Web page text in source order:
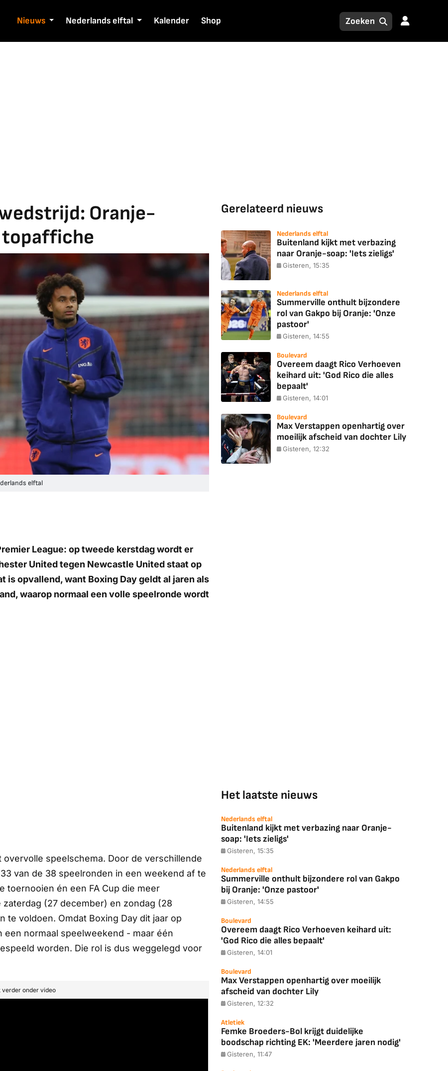
Nieuws Nederlands elftal Kalender Shop
Oranje-
elftal
League: op tweede kerstdag wordt er
United tegen Newcastle United staat op
is opvallend, want Boxing Day geldt al jaren als
waarop normaal een volle speelronde wordt
speelschema. Door de verschillende
van de 38 speelronden in een weekend af te
toernooien én een FA Cup die meer
(27 december) en zondag (28
te voldoen. Omdat Boxing Day dit jaar op
normaal speelweekend - maar één
worden. Die rol is dus weggelegd voor
verder onder video
Gerelateerd nieuws
Nederlands elftal
Buitenland kijkt met verbazing
naar Oranje-soap: 'Iets zieligs'
Gisteren, 15:35
Nederlands elftal
Summerville onthult bijzondere
rol van Gakpo bij Oranje: 'Onze
pastoor'
Gisteren, 14:55
Boulevard
Overeem daagt Rico Verhoeven
keihard uit: 'God Rico die alles
bepaalt'
Gisteren, 14:01
Boulevard
Max Verstappen openhartig over
moeilijk afscheid van dochter Lily
Gisteren, 12:32
Het laatste nieuws
Nederlands elftal
Buitenland kijkt met verbazing naar Oranje-
soap: 'Iets zieligs'
Gisteren, 15:35
Nederlands elftal
Summerville onthult bijzondere rol van Gakpo
bij Oranje: 'Onze pastoor'
Gisteren, 14:55
Boulevard
Overeem daagt Rico Verhoeven keihard uit:
'God Rico die alles bepaalt'
Gisteren, 14:01
Boulevard
Max Verstappen openhartig over moeilijk
afscheid van dochter Lily
Gisteren, 12:32
Atletiek
Femke Broeders-Bol krijgt duidelijke
boodschap richting EK: 'Meerdere jaren nodig'
Gisteren, 11:47